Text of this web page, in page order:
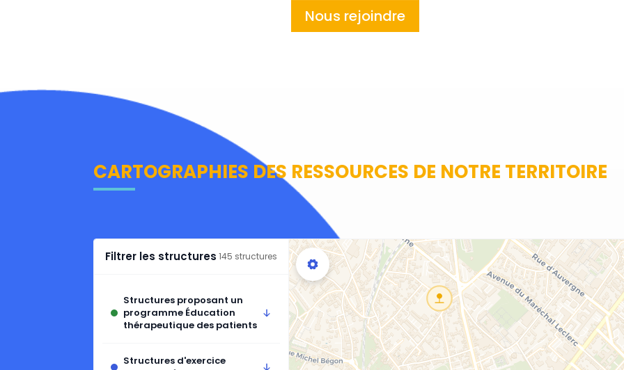
Nous rejoindre
CARTOGRAPHIES DES RESSOURCES DE NOTRE TERRITOIRE
Filtrer les structures 145 structures
Structures proposant un
programme Éducation
thérapeutique des patients
Programme Éducation
thérapeutique des patients
Structures d'exercice
2